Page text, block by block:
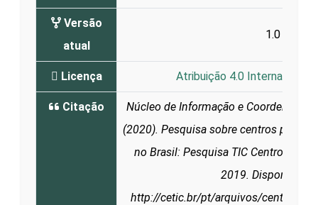
Versão
atual
1.0
Licença Atribuição 4.0 Internacional
Citação
Núcleo de Informação e Coordenação
(2020). Pesquisa sobre centros
no Brasil: Pesquisa TIC Centros
2019. Disponível
http://cetic.br/pt/arquivos/